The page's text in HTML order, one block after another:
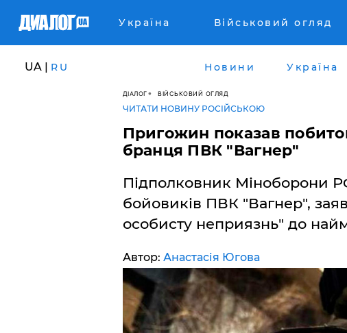
Україна Військовий огляд
UA | RU Новини Україна
ДІАЛОГ ВІЙСЬКОВИЙ ОГЛЯД
ЧИТАТИ НОВИНУ РОСІЙСЬКОЮ
Пригожин показав
бранця ПВК "Вагнер"
Підполковник Міноборони
бойовиків ПВК "Вагнер",
особисту неприязнь" до
Автор: Анастасія Югова